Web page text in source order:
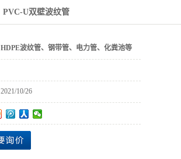
PVC-U双壁波纹管
HDPE波纹管、钢带管、电力管、化粪池等
2021/10/26